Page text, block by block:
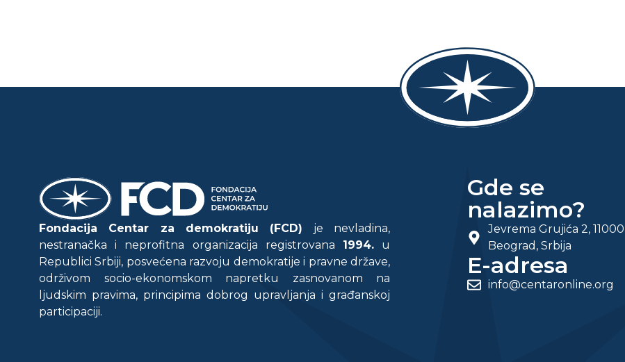
Fondacija Centar za demokratiju (FCD) je nevladina,
nestranačka i neprofitna organizacija registrovana 1994.u
Republici Srbiji, posvećena razvoju demokratije i pravne države,
održivom socio-ekonomskom napretku zasnovanom na
ljudskim pravima, principima dobrog upravljanja i građanskoj
participaciji.
Gde se
nalazimo?
Jevrema Grujića 2, 11000
Beograd, Srbija
E-adresa
info@centaronline.org